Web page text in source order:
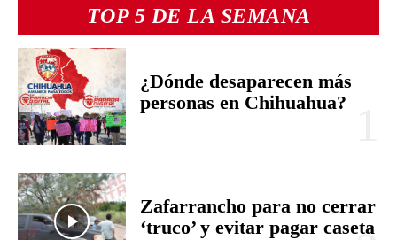
TOP 5 DE LA SEMANA
¿Dónde desaparecen más
personas en Chihuahua?
Zafarrancho para no cerrar
‘truco’ y evitar pagar caseta